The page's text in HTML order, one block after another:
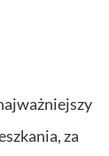
za